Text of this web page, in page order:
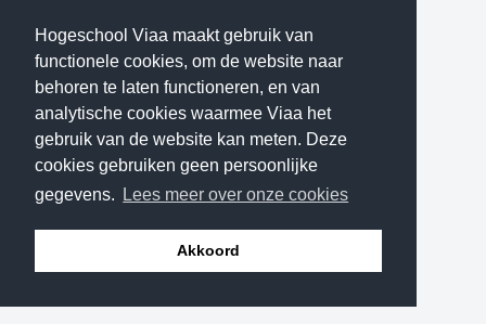
Hogeschool Viaa maakt gebruik van
functionele cookies, om de website naar
behoren te laten functioneren, en van
analytische cookies waarmee Viaa het
gebruik van de website kan meten. Deze
cookies gebruiken geen persoonlijke
gegevens.
Lees meer over onze cookies
Akkoord